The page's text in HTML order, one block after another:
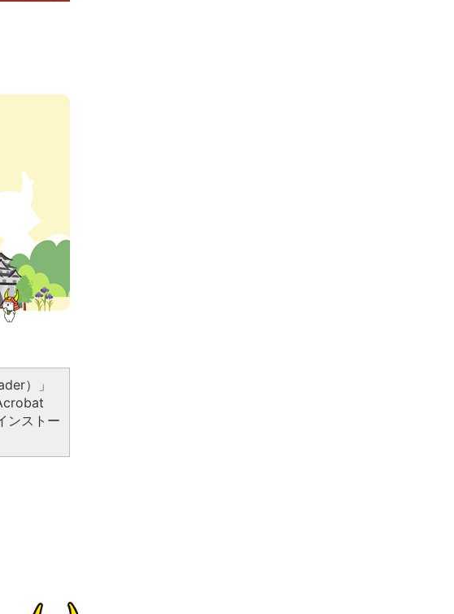
）」
ンストー